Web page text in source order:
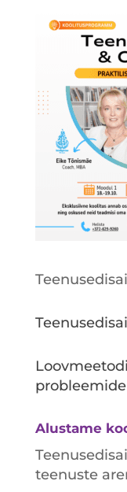
Alustame
teenuste